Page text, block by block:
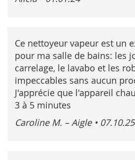
Ce nettoyeur vapeur est un
pour ma salle de bains: les
carrelage, le lavabo et les
impeccables sans aucun
J'apprécie que l'appareil
3 à 5 minutes
Caroline M. – Aigle • 07.10.25